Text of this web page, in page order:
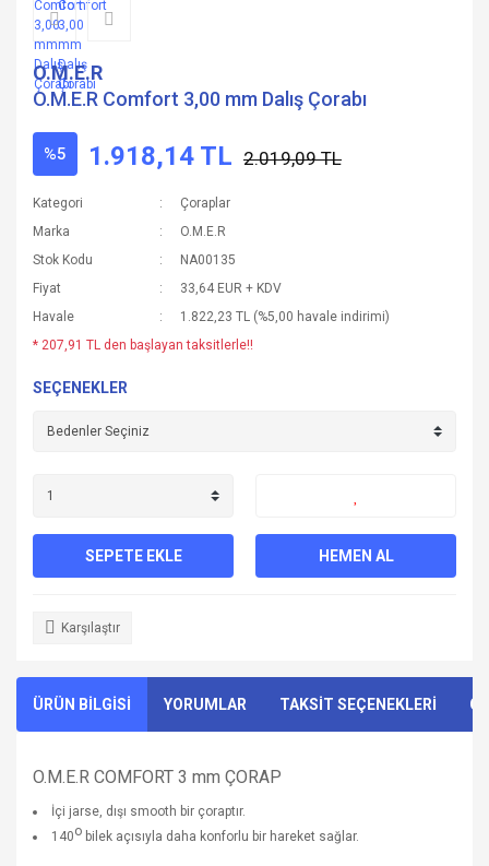
O.M.E.R
O.M.E.R Comfort 3,00 mm Dalış Çorabı
%5 1.918,14 TL 2.019,09 TL
Kategori
Çoraplar
Marka
O.M.E.R
Stok Kodu
NA00135
Fiyat
33,64 EUR + KDV
Havale
1.822,23 TL (%5,00 havale indirimi)
* 207,91 TL den başlayan taksitlerle!!
SEÇENEKLER
SEPETE EKLE HEMEN AL
Karşılaştır
ÜRÜN BİLGİSİ YORUMLAR TAKSİT SEÇENEKLERİ
O.M.E.R COMFORT 3 mm ÇORAP
İçi jarse, dışı smooth bir çoraptır.
140o bilek açısıyla daha konforlu bir hareket sağlar.